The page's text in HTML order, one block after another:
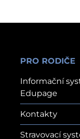
PRO RODIČE
Informační
Edupage
Kontakty
Stravovací